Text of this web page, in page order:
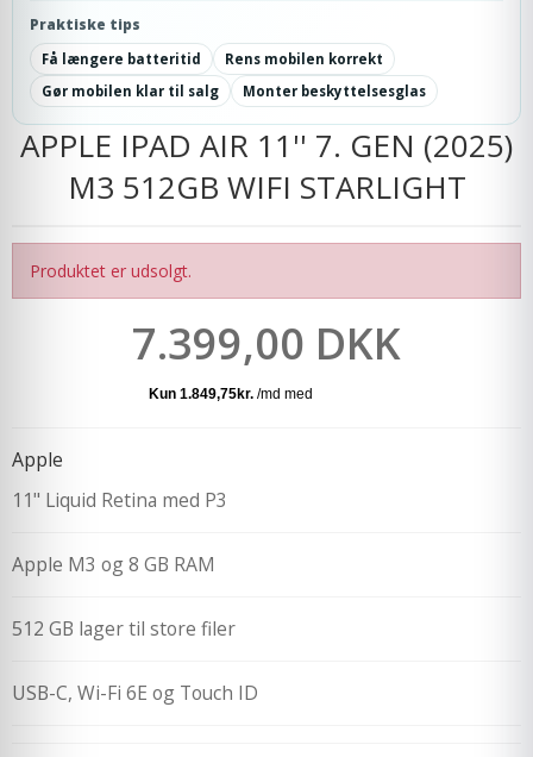
Praktiske tips
Få længere batteritid
Rens mobilen korrekt
Gør mobilen klar til salg
Monter beskyttelsesglas
APPLE IPAD AIR 11'' 7. GEN (2025)
M3 512GB WIFI STARLIGHT
Produktet er udsolgt.
7.399,00 DKK
Apple
11" Liquid Retina med P3
Apple M3 og 8 GB RAM
512 GB lager til store filer
USB-C, Wi-Fi 6E og Touch ID